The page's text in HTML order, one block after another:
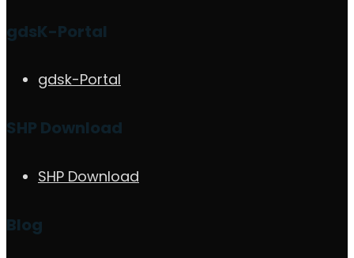
gdsK-Portal
gdsk-Portal
SHP Download
SHP Download
Blog